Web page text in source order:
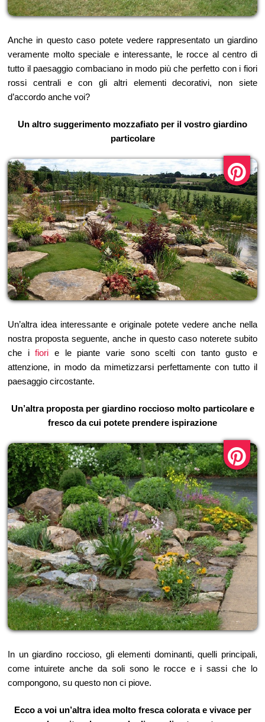
Anche in questo caso potete vedere rappresentato un giardino
veramente molto speciale e interessante, le rocce al centro di
tutto il paesaggio combaciano in modo più che perfetto con i fiori
rossi centrali e con gli altri elementi decorativi, non siete
d’accordo anche voi?
Un altro suggerimento mozzafiato per il vostro giardino
particolare
Un’altra idea interessante e originale potete vedere anche nella
nostra proposta seguente, anche in questo caso noterete subito
che ifiori e le piante varie sono scelti con tanto gusto e
attenzione, in modo da mimetizzarsi perfettamente con tutto il
paesaggio circostante.
Un’altra proposta per giardino roccioso molto particolare e
fresco da cui potete prendere ispirazione
In un giardino roccioso, gli elementi dominanti, quelli principali,
come intuirete anche da soli sono le rocce e i sassi che lo
compongono, su questo non ci piove.
Ecco a voi un’altra idea molto fresca colorata e vivace per